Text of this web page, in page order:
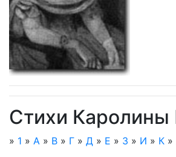
Стихи Каролины
» 1 » А » В » Г » Д » Е » З » И » К »